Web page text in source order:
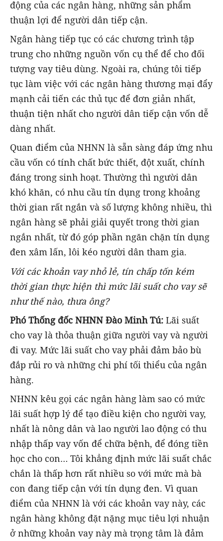
động của các ngân hàng, những sản phẩm
thuận lợi để người dân tiếp cận.
Ngân hàng tiếp tục có các chương trình tập
trung cho những nguồn vốn cụ thể để cho đối
tượng vay tiêu dùng. Ngoài ra, chúng tôi tiếp
tục làm việc với các ngân hàng thương mại đẩy
mạnh cải tiến các thủ tục để đơn giản nhất,
thuận tiện nhất cho người dân tiếp cận vốn dễ
dàng nhất.
Quan điểm của NHNN là sẵn sàng đáp ứng nhu
cầu vốn có tính chất bức thiết, đột xuất, chính
đáng trong sinh hoạt. Thường thì người dân
khó khăn, có nhu cầu tín dụng trong khoảng
thời gian rất ngắn và số lượng không nhiều, thì
ngân hàng sẽ phải giải quyết trong thời gian
ngắn nhất, từ đó góp phần ngăn chặn tín dụng
đen xâm lấn, lôi kéo người dân tham gia.
Với các khoản vay nhỏ lẻ, tín chấp tốn kém
thời gian thực hiện thì mức lãi suất cho vay sẽ
như thế nào, thưa ông?
Phó Thống đốc NHNN Đào Minh Tú: Lãi suất
cho vay là thỏa thuận giữa người vay và người
đi vay. Mức lãi suất cho vay phải đảm bảo bù
đắp rủi ro và những chi phí tối thiểu của ngân
hàng.
NHNN kêu gọi các ngân hàng làm sao có mức
lãi suất hợp lý để tạo điều kiện cho người vay,
nhất là nông dân và lao người lao động có thu
nhập thấp vay vốn để chữa bệnh, để đóng tiền
học cho con… Tôi khẳng định mức lãi suất chắc
chắn là thấp hơn rất nhiều so với mức mà bà
con đang tiếp cận với tín dụng đen. Vì quan
điểm của NHNN là với các khoản vay này, các
ngân hàng không đặt nặng mục tiêu lợi nhuận
ở những khoản vay này mà trọng tâm là đảm